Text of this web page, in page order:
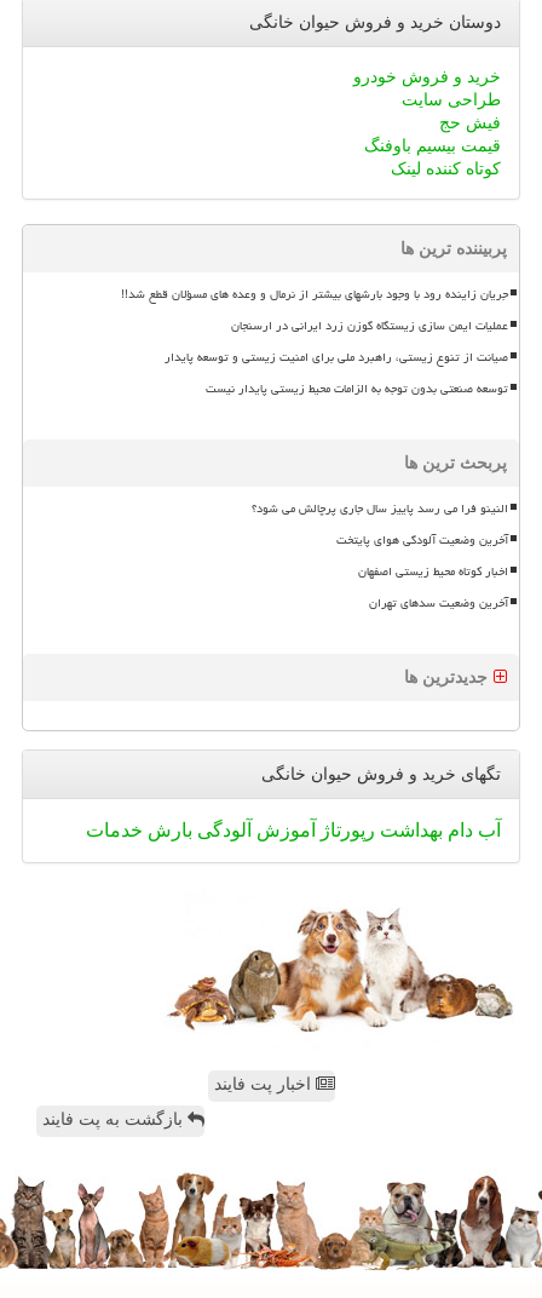
دوستان خرید و فروش حیوان خانگی
خرید و فروش خودرو
طراحی سایت
فیش حج
قیمت بیسیم باوفنگ
کوتاه کننده لینک
پربیننده ترین ها
جریان زاینده رود با وجود بارشهای بیشتر از نرمال و وعده های مسؤلان قطع شد!!
عملیات ایمن سازی زیستگاه گوزن زرد ایرانی در ارسنجان
صیانت از تنوع زیستی، راهبرد ملی برای امنیت زیستی و توسعه پایدار
توسعه صنعتی بدون توجه به الزامات محیط زیستی پایدار نیست
پربحث ترین ها
النینو فرا می رسد پاییز سال جاری پرچالش می شود؟
آخرین وضعیت آلودگی هوای پایتخت
اخبار کوتاه محیط زیستی اصفهان
آخرین وضعیت سدهای تهران
جدیدترین ها
تگهای خرید و فروش حیوان خانگی
آب دام بهداشت رپورتاژ آموزش آلودگی بارش خدمات
اخبار پت فایند
بازگشت به پت فایند